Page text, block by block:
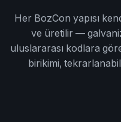
Her BozCon yapısı
ve üretilir —
uluslararası kodlara
birikimi,